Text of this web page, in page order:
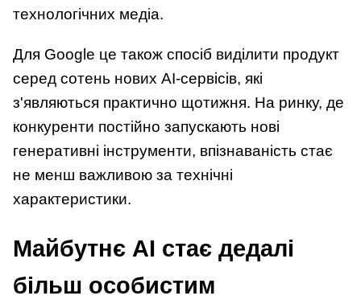
технологічних медіа.
Для Google це також спосіб виділити продукт
серед сотень нових AI-сервісів, які
з'являються практично щотижня. На ринку, де
конкуренти постійно запускають нові
генеративні інструменти, впізнаваність стає
не менш важливою за технічні
характеристики.
Майбутнє AI стає дедалі
більш особистим